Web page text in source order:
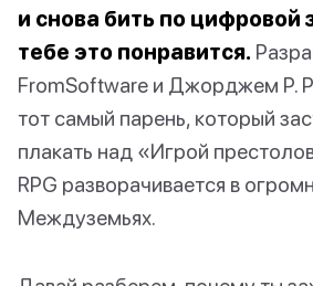
и снова бить по цифровой
тебе это понравится.
FromSoftware и Джорджем Р.
тот самый парень, который
плакать над «Игрой
RPG разворачивается в
Междуземьях.